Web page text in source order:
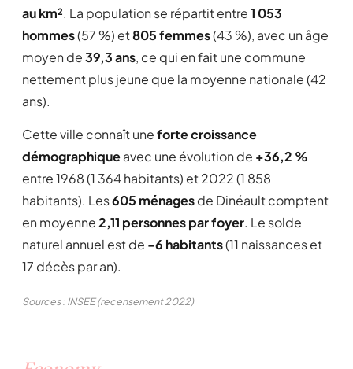
au km². La population se répartit entre1 053
hommes(57 %) et805 femmes(43 %), avec un âge
moyen de39,3 ans, ce qui en fait une commune
nettement plus jeune que la moyenne nationale (42
ans).
Cette ville connaît uneforte croissance
démographiqueavec une évolution de +36,2 %
entre 1968 (1 364 habitants) et 2022 (1 858
habitants). Les605 ménagesde Dinéault comptent
en moyenne2,11 personnes par foyer. Le solde
naturel annuel est de -6 habitants(11 naissances et
17 décès par an).
Sources : INSEE (recensement 2022)